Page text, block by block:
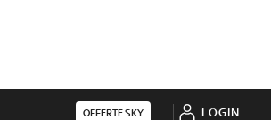
OFFERTE SKY LOGIN